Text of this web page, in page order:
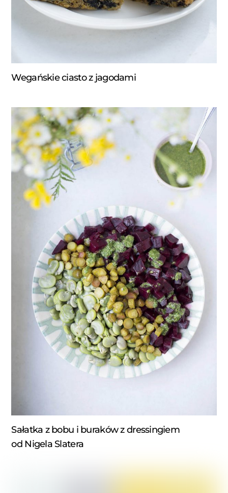
Wegańskie ciasto z jagodami
Sałatka z bobu i buraków z dressingiem
od Nigela Slatera